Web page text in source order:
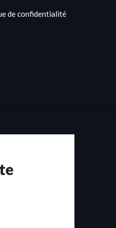
de confidentialité